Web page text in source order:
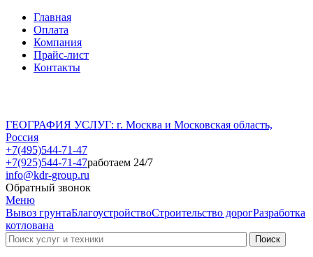
Главная
Оплата
Компания
Прайс-лист
Контакты
ГЕОГРАФИЯ УСЛУГ: г. Москва и Московская область,
Россия
+7(495)544-71-47
+7(925)544-71-47работаем 24/7
info@kdr-group.ru
Обратный звонок
Меню
Вывоз грунтаБлагоустройствоСтроительство дорогРазработка
котлована